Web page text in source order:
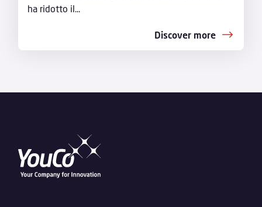
ha ridotto il...
Discover more